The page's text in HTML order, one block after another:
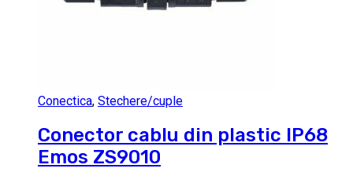
Conectica, Stechere/cuple
Conector cablu din plastic IP68
Emos ZS9010